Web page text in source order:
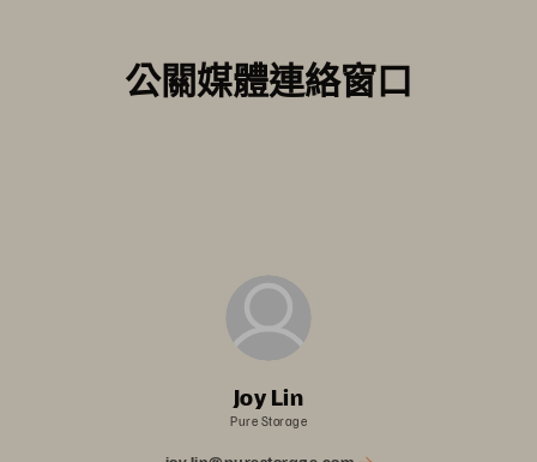
公關媒體連絡窗口
Joy Lin
Pure Storage